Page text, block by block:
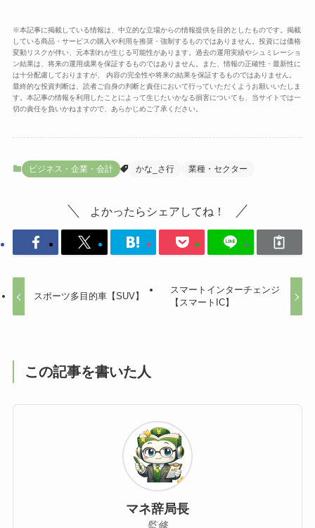
※本記事に掲載している情報は、中立的な立場からの情報提供を目的としたものです。掲載
している商品・サービスの購入や利用を推奨・強制するものではありません。投資には価格
変動リスクが伴い、元本割れが生じる可能性があります。過去の運用実績やシュミレーショ
ン結果は、将来の運用成果を保証するものではありません。また、情報の正確性・最新性に
は十分配慮しておりますが、 内容の完全性や将来の結果を保証するものではありません。
最終的な投資判断は、読者ご自身の判断と責任において行っていただくようお願いいたしま
す。本記事の情報を利用したことによって生じたいかなる損害についても、当サイトでは一
切の責任を負いかねますので、あらかじめご了承ください。
ビジネス・企業・会計 かな_さ行 業種・セクター
よかったらシェアしてね！
スポーツ多目的車【SUV】
スマートインターチェンジ
【スマートIC】
この記事を書いた人
マネ辞局長
監修